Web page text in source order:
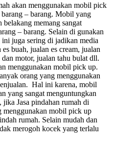
akan menggunakan mobil pick
– barang. Mobil yang
memang sangat
– barang. Selain di gunakan
juga sering di jadikan media
buah, jualan es cream, jualan
motor, jualan tahu bulat dll.
menggunakan mobil pick up.
orang yang menggunakan
Hal ini karena, mobil
yang sangat menguntungkan
Jasa pindahan rumah di
mobil pick up
rumah. Selain mudah dan
merogoh kocek yang terlalu